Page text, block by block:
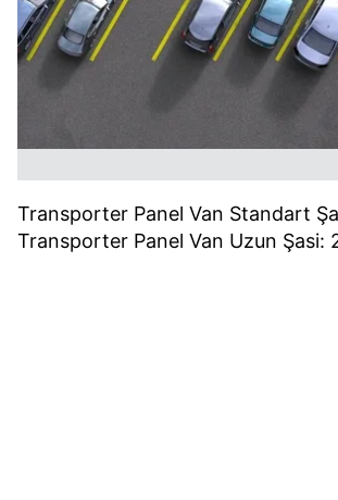
Transporter Panel Van Standart
Transporter Panel Van Uzun Şasi: